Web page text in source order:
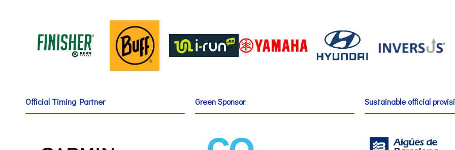
Official Timing Partner Green Sponsor Sustainable official